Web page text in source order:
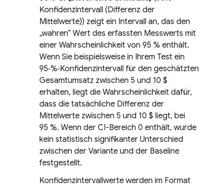
Konfidenzintervall (Differenz der
Mittelwerte)) zeigt ein Intervall an, das den
„wahren“ Wert des erfassten Messwerts mit
einer Wahrscheinlichkeit von 95 % enthält.
Wenn Sie beispielsweise in Ihrem Test ein
95‑%‑Konfidenzintervall für den geschätzten
Gesamtumsatz zwischen 5 und 10 $
erhalten, liegt die Wahrscheinlichkeit dafür,
dass die tatsächliche Differenz der
Mittelwerte zwischen 5 und 10 $ liegt, bei
95 %. Wenn der CI-Bereich 0 enthält, wurde
kein statistisch signifikanter Unterschied
zwischen der Variante und der Baseline
festgestellt.
Konfidenzintervallwerte werden im Format